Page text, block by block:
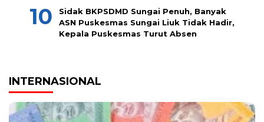
Sidak BKPSDMD Sungai Penuh, Banyak
ASN Puskesmas Sungai Liuk Tidak Hadir,
Kepala Puskesmas Turut Absen
INTERNASIONAL